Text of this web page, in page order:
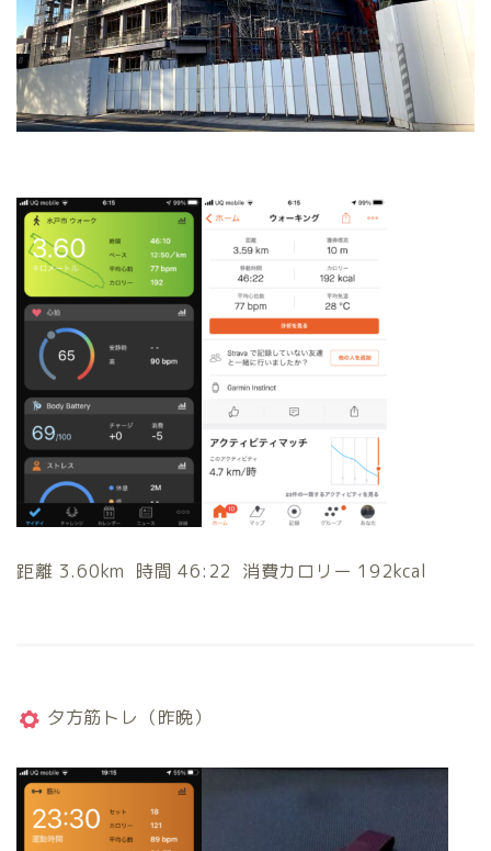
距離 3.60km 時間 46:22 消費カロリー 192kcal
夕方筋トレ（昨晩）